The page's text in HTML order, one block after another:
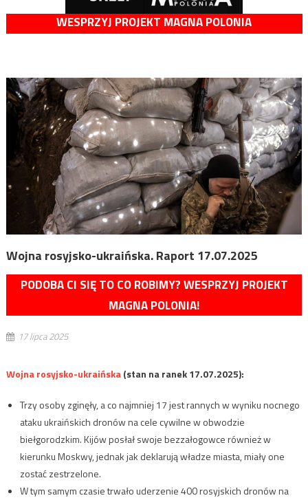
WESPRZYJ PROJEKT MAGNA POLONIA
Wojna rosyjsko-ukraińska. Raport 17.07.2025
PODOBA CI SIĘ TO CO ROBIMY? WESPRZYJ PROJEKT
MAGNA POLONIA!
17 lipca 2025
Wojna rosyjsko-ukraińska(stan na ranek 17.07.2025):
Trzy osoby zginęły, a co najmniej 17 jest rannych w wyniku nocnego
ataku ukraińskich dronów na cele cywilne w obwodzie
biełgorodzkim. Kijów posłał swoje bezzałogowce również w
kierunku Moskwy, jednak jak deklarują władze miasta, miały one
zostać zestrzelone.
W tym samym czasie trwało uderzenie 400 rosyjskich dronów na